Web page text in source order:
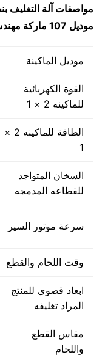
مواصفات آلة التغليف
موديل 107 ماركة مهندس منسي
موديل الماكينة
القوة الكهربائية
للماكينه 2 × 1
الطاقة للماكينه 2 ×
1
السخان المتواجد
للقطاعه المدمجه
سرعة موتور السير
وقت اللحام والقطع
ابعاد قصوى للمنتج
المراد تغليفه
مقاس القطع
واللحام